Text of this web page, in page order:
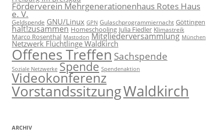
Förderverein Mehrgenerationenhaus Rotes Haus
e. V.
Geldspende GNU/Linux GPN Gulaschprogrammiernacht Göttingen
halt!zusammen Homeschooling Julia Fiedler Klimastreik
Marco Rosenthal Mastodon Mitgliederversammlung München
Netzwerk Flüchtlinge Waldkirch
Offenes Treffen Sachspende
Soziale Netzwerke Spende Spendenaktion
Videokonferenz
VorstandssitzungWaldkirch
ARCHIV